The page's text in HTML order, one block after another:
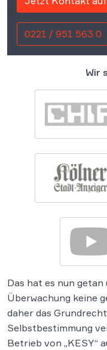
0221 / 951 563 0
Wir
Das hat es nun
Überwachung keine
daher das
Selbstbestimmung
Betrieb von „KESY“